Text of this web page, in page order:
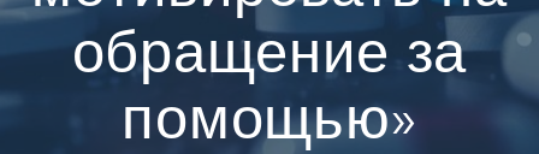
обращение за
помощью»